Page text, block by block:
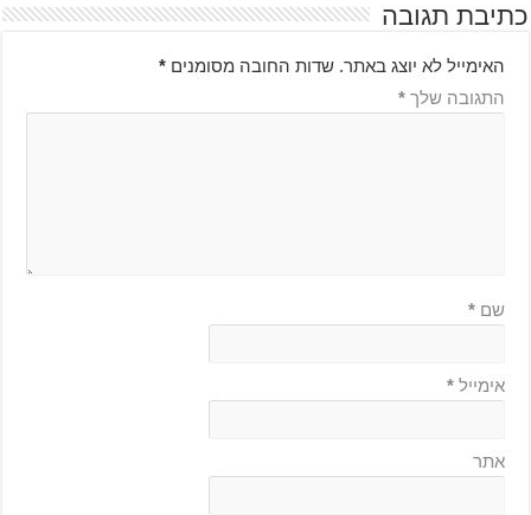
כתיבת תגובה
האימייל לא יוצג באתר. שדות החובה מסומנים *
התגובה שלך *
שם *
אימייל *
אתר